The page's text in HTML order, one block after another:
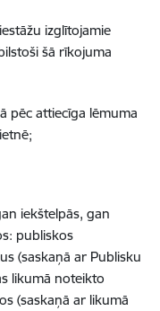
izglītojamie
šā rīkojuma
pēc attiecīga lēmuma
iekštelpās, gan
publiskos
(saskaņā ar Publisku
likumā noteikto
(saskaņā ar likumā